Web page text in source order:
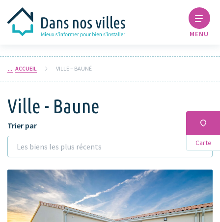
MENU
ACCUEIL VILLE – BAUNÉ
Ville - Baune
Carte
Trier par
Les biens les plus récents